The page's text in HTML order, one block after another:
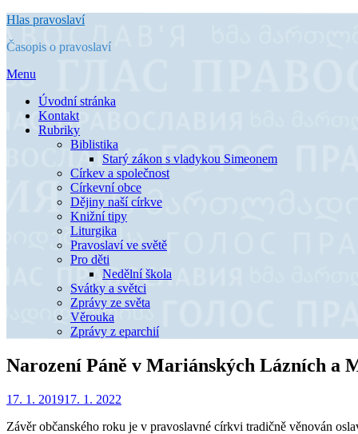
Přejít
obsahu
Hlas pravoslaví
Časopis o pravoslaví
Menu
Úvodní stránka
Kontakt
Rubriky
Biblistika
Starý zákon s vladykou Simeonem
Církev a společnost
Církevní obce
Dějiny naší církve
Knižní tipy
Liturgika
Pravoslaví ve světě
Pro děti
Nedělní škola
Svátky a světci
Zprávy ze světa
Věrouka
Zprávy z eparchií
Narození Páně v Mariánských Lázních a
Autor Redakce
Zveřejněno
17. 1. 201917. 1. 2022
Závěr občanského roku je v pravoslavné církvi tradičně věnován